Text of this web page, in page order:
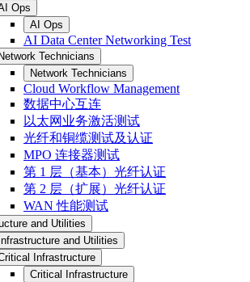
Ops
AI Ops
AI Data Center Networking Test
Network Technicians
Network Technicians
Cloud Workflow Management
数据中心互连
以太网业务激活测试
光纤和铜缆测试及认证
MPO 连接器测试
第 1 层（基本）光纤认证
第 2 层（扩展）光纤认证
WAN 性能测试
and Utilities
Infrastructure and Utilities
Infrastructure
Critical Infrastructure